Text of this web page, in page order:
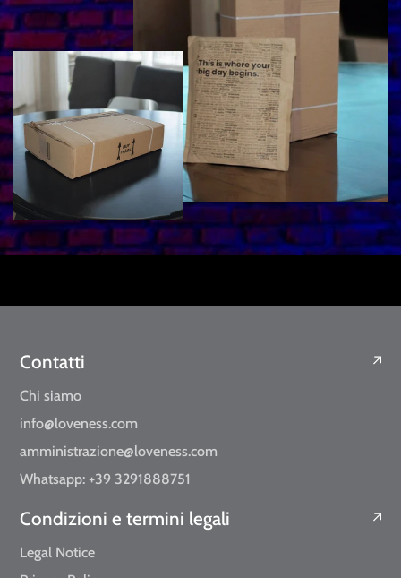
Contatti
Chi siamo
info@loveness.com
amministrazione@loveness.com
Whatsapp: +39 3291888751
Condizioni e termini legali
Legal Notice